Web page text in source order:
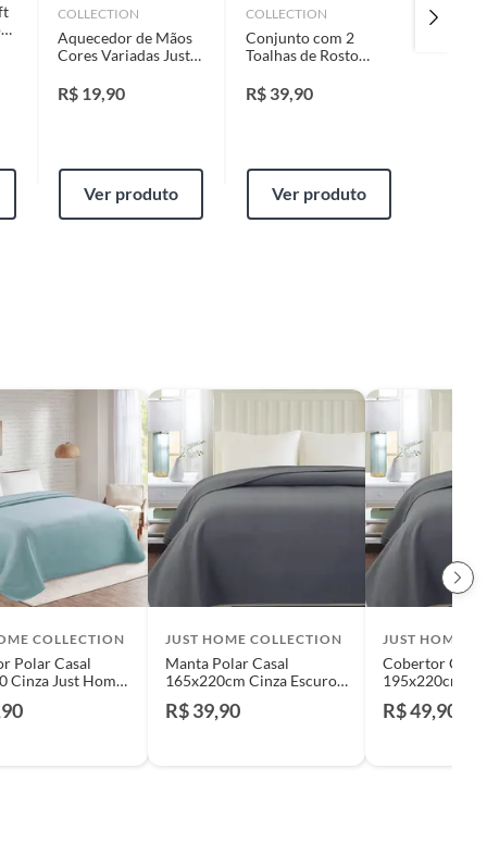
COLLECTION
Aquecedor de Mãos
Cores Variadas Just
R$ 19,90
Ver produto
COLLECTION
Conjunto com 2
Toalhas de Rosto
Collection
R$ 39,90
Ver produto
Tapete
Areia
COLLECTION
Polar Casal
Cinza Just Home
JUST HOME COLLECTION
Manta Polar Casal
165x220cm Cinza Escuro
R$ 39,90
JUST HOME
Cobertor Casal
195x220cm
Collection
R$ 49,90